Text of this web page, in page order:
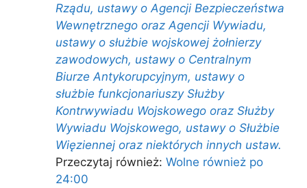
Rządu, ustawy o Agencji Bezpieczeństwa
Wewnętrznego oraz Agencji Wywiadu,
ustawy o służbie wojskowej żołnierzy
zawodowych, ustawy o Centralnym
Biurze Antykorupcyjnym, ustawy o
służbie funkcjonariuszy Służby
Kontrwywiadu Wojskowego oraz Służby
Wywiadu Wojskowego, ustawy o Służbie
Więziennej oraz niektórych innych ustaw.
Przeczytaj również: Wolne również po
24:00